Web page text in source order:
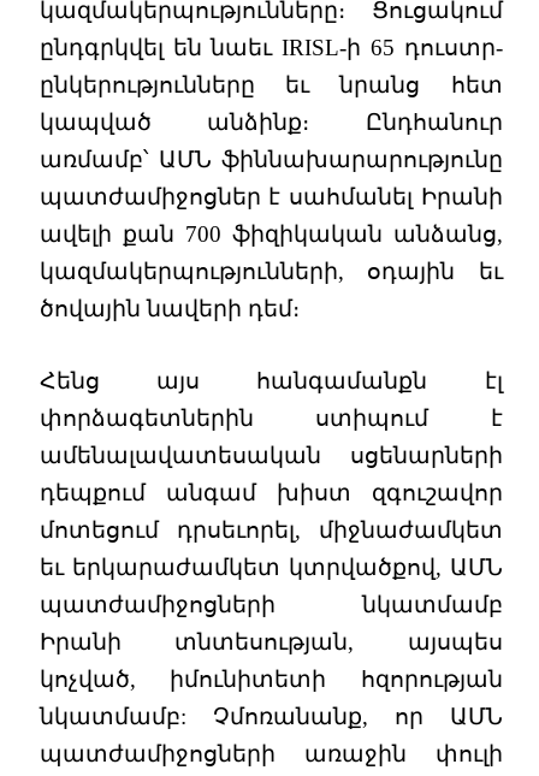
կազմակերպությունները։ Ցուցակում
ընդգրկվել են նաեւ IRISL-ի 65 դուստր-
ընկերությունները եւ նրանց հետ
կապված անձինք։ Ընդհանուր
առմամբ՝ ԱՄՆ ֆիննախարարությունը
պատժամիջոցներ է սահմանել Իրանի
ավելի քան 700 ֆիզիկական անձանց,
կազմակերպությունների, օդային եւ
ծովային նավերի դեմ։
Հենց այս հանգամանքն էլ
փորձագետներին ստիպում է
ամենալավատեսական սցենարների
դեպքում անգամ խիստ զգուշավոր
մոտեցում դրսեւորել, միջնաժամկետ
եւ երկարաժամկետ կտրվածքով, ԱՄՆ
պատժամիջոցների նկատմամբ
Իրանի տնտեսության, այսպես
կոչված, իմունիտետի հզորության
նկատմամբ: Չմոռանանք, որ ԱՄՆ
պատժամիջոցների առաջին փուլի